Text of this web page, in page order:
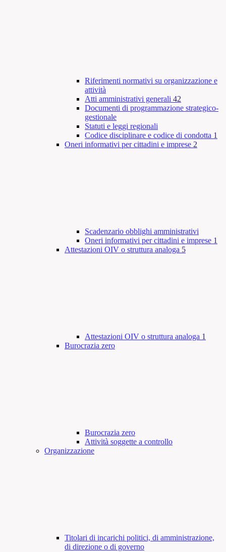
Riferimenti normativi su organizzazione e
attività
Atti amministrativi generali 42
Documenti di programmazione strategico-
gestionale
Statuti e leggi regionali
Codice disciplinare e codice di condotta 1
Oneri informativi per cittadini e imprese 2
Scadenzario obblighi amministrativi
Oneri informativi per cittadini e imprese 1
Attestazioni OIV o struttura analoga 5
Attestazioni OIV o struttura analoga 1
Burocrazia zero
Burocrazia zero
Attività soggette a controllo
Organizzazione
Titolari di incarichi politici, di amministrazione,
di direzione o di governo